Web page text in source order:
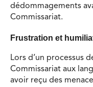
dédommagements
Commissariat.
Frustration et
Lors d’un processus
Commissariat aux
avoir reçu des